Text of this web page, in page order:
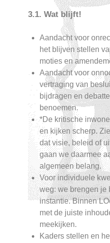
3.1. Wat blijft!
Aandacht voor
het blijven stellen
moties en
Aandacht voor
vertraging van
bijdragen en
benoemen.
*De kritische
en kijken scherp.
dat visie, beleid of
gaan we daarmee
algemeen belang.
Voor individuele
weg: we brengen je
instantie. Binnen
met de juiste
meekijken.
Kaders stellen en